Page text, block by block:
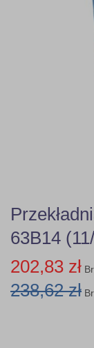
63B14
202,83 zł
238,62 zł